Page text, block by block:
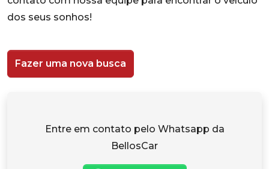
dos seus sonhos!
Fazer uma nova busca
Entre em contato pelo Whatsapp da
BellosCar